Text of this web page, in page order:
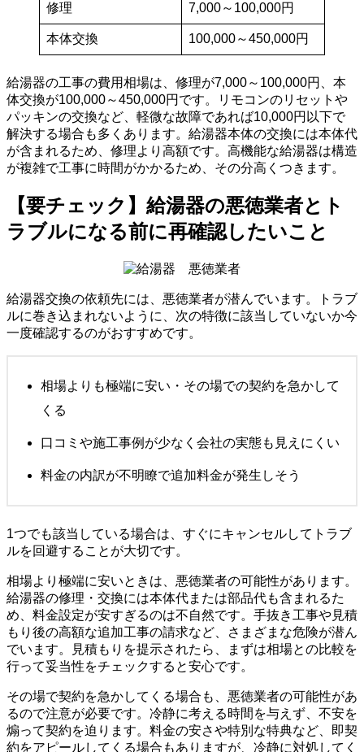
修理 7,000～100,000円
本体交換 100,000～450,000円
給湯器の工事の費用相場は、修理が7,000～100,000円、本
体交換が100,000～450,000円です。リモコンのリセットや
パッキンの交換など、軽微な故障であれば10,000円以下で
解決する場合も多くあります。給湯器本体の交換には本体代
が含まれるため、修理より高額です。高機能な給湯器は構造
が複雑で工事に時間がかかるため、その分高くつきます。
【要チェック】給湯器の悪徳業者とト
ラブルになる前に再確認したいこと
給湯器交換の依頼先には、悪徳業者が潜んでいます。トラブ
ルに巻き込まれないように、次の特徴に該当していないか今
一度確認するのがおすすめです。
相場よりも極端に安い・その場での契約を急かして
くる
口コミや施工事例が少なく会社の実態も見えにくい
料金の内訳が不明瞭で追加料金が発生しそう
1つでも該当している場合は、すぐにキャンセルしてトラブ
ルを回避することが大切です。
相場より極端に安いときは、悪徳業者の可能性があります。
給湯器の修理・交換には本体代または部品代も含まれるた
め、料金設定が安すぎるのは不自然です。手抜き工事や見積
もり後の高額な追加工事の請求など、さまざまな危険が潜ん
でいます。見積もりを提示されたら、まずは相場との比較を
行って妥当性をチェックすると安心です。
その場で契約を急かしてくる場合も、悪徳業者の可能性があ
るので注意が必要です。冷静に考える時間を与えず、不安を
煽って契約を迫ります。料金の安さや特別な特典など、即契
約をアピールしてくる場合もありますが、冷静に対処してく